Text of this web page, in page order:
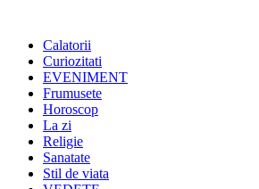
Calatorii
Curiozitati
EVENIMENT
Frumusete
Horoscop
La zi
Religie
Sanatate
Stil de viata